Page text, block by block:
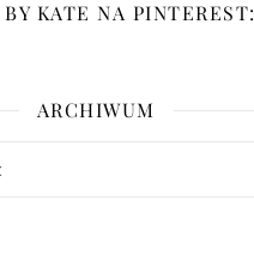
KATE NA PINTEREST:
ARCHIWUM